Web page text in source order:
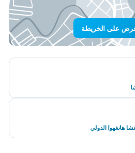
على الخريطة
هانغهوا الدولي